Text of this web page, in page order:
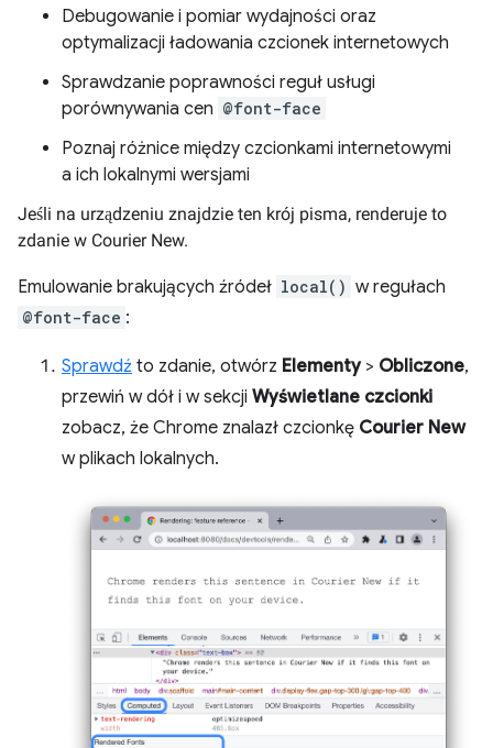
Debugowanie i pomiar wydajności oraz
optymalizacji ładowania czcionek internetowych
Sprawdzanie poprawności reguł usługi
porównywania cen @font-face
Poznaj różnice między czcionkami internetowymi
a ich lokalnymi wersjami
Jeśli na urządzeniu znajdzie ten krój pisma, renderuje to
zdanie w Courier New.
Emulowanie brakujących źródeł local() w regułach
@font-face :
Sprawdź to zdanie, otwórz Elementy> Obliczone,
przewiń w dół i w sekcji Wyświetlane czcionki
zobacz, że Chrome znalazł czcionkę Courier New
w plikach lokalnych.